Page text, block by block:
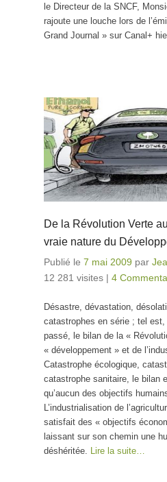
le Directeur de la SNCF,
rajoute une louche lors de
Grand Journal » sur Canal+
De la Révolution Verte
vraie nature du
Publié le 7 mai 2009 par
12 281 visites | 4
Désastre, dévastation,
catastrophes en série ; tel
passé, le bilan de la «
« développement » et de
Catastrophe écologique,
catastrophe sanitaire, le bilan
qu’aucun des objectifs
L’industrialisation de
satisfait des « objectifs
laissant sur son chemin une
déshéritée. Lire la suite…